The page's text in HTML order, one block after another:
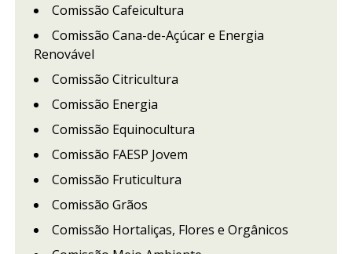
Comissão Cafeicultura
Comissão Cana-de-Açúcar e Energia
Renovável
Comissão Citricultura
Comissão Energia
Comissão Equinocultura
Comissão FAESP Jovem
Comissão Fruticultura
Comissão Grãos
Comissão Hortaliças, Flores e Orgânicos